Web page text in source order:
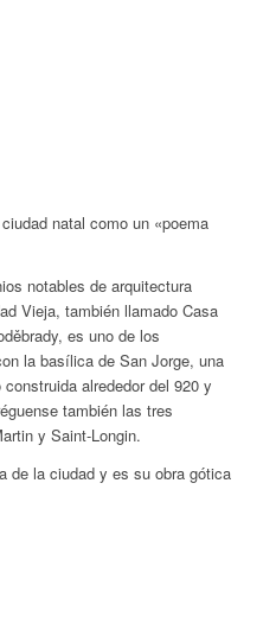
natal como un «poema
notables de arquitectura
Vieja, también llamado Casa
es uno de los
la basílica de San Jorge, una
alrededor del 920 y
también las tres
y Saint-Longin.
de la ciudad y es su obra gótica